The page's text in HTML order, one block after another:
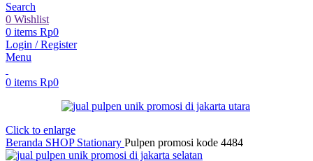
Search
0 Wishlist
0 items Rp0
Login / Register
Menu
0 items Rp0
Click to enlarge
Beranda SHOP Stationary Pulpen promosi kode 4484